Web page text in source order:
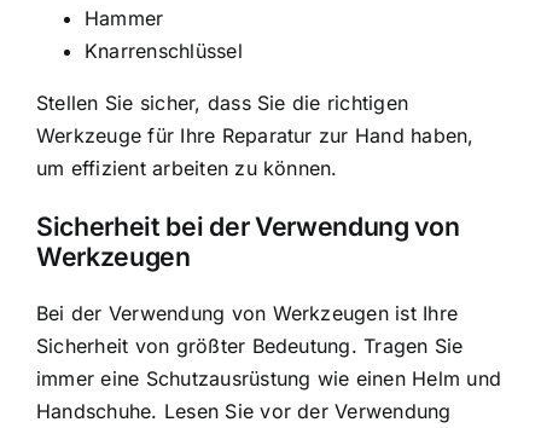
Hammer
Knarrenschlüssel
Stellen Sie sicher, dass Sie die richtigen
Werkzeuge für Ihre Reparatur zur Hand haben,
um effizient arbeiten zu können.
Sicherheit bei der Verwendung von
Werkzeugen
Bei der Verwendung von Werkzeugen ist Ihre
Sicherheit von größter Bedeutung. Tragen Sie
immer eine Schutzausrüstung wie einen Helm und
Handschuhe. Lesen Sie vor der Verwendung